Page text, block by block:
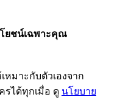
ยชน์เฉพาะคุณ
หมาะกับตัวเองจาก
รได้ทุกเมื่อ ดู นโยบาย